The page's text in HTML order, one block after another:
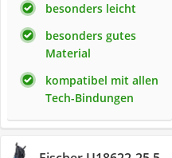
besonders leicht
besonders gutes
Material
kompatibel mit allen
Tech-Bindungen